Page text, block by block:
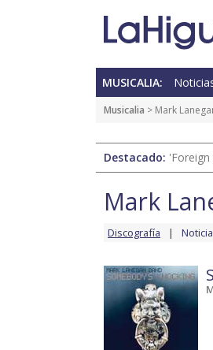
MUSICALIA:
Musicalia > Mark
Destacado:
Mark
Discografía